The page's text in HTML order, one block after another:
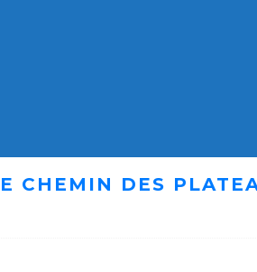
CHEMIN DES